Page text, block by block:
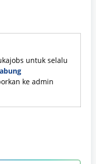
untuk selalu
ke admin